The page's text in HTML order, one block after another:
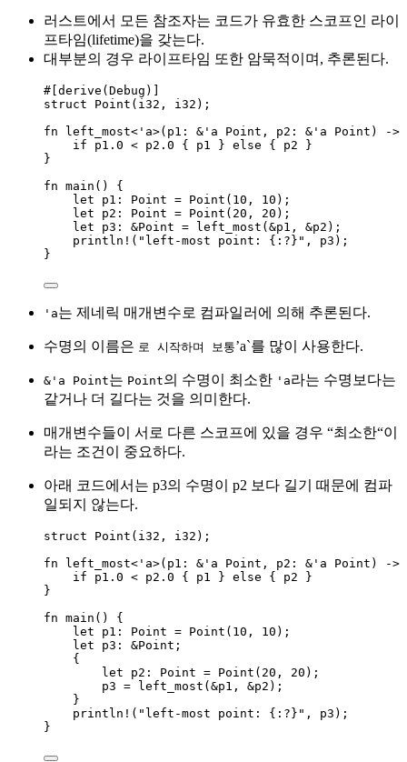
러스트에서 모든 참조자는 코드가 유효한 스코프인 라이
프타임(lifetime)을 갖는다.
대부분의 경우 라이프타임 또한 암묵적이며, 추론된다.
#[derive(Debug)]
struct Point(i32, i32);
fn
left_most<'a>( p1 : & 'a Point, p2 : & 'a Point)
->
if
p1 . 0 < p2 . 0 { p1 } else { p2 }
}
fn main () {
let
p1 : Point = Point ( 10 , 10 );
let
p2 : Point = Point ( 20 , 20 );
let
p3 : &Point = left_most ( &p1 , &p2 );
println! ( " left-most point: {:?} " , p3 );
}
'a는 제네릭 매개변수로 컴파일러에 의해 추론된다.
수명의 이름은 로 시작하며 보통’a`를 많이 사용한다.
&'a Point는 Point의 수명이 최소한 'a라는 수명보다는
같거나 더 길다는 것을 의미한다.
매개변수들이 서로 다른 스코프에 있을 경우 “최소한“이
라는 조건이 중요하다.
아래 코드에서는 p3의 수명이 p2 보다 길기 때문에 컴파
일되지 않는다.
struct Point(i32, i32);
fn
left_most<'a>( p1 : & 'a Point, p2 : & 'a Point)
->
if
p1 . 0 < p2 . 0 { p1 } else { p2 }
}
fn main () {
let
p1 : Point = Point ( 10 , 10 );
let
p3 : &Point;
{
let
p2 : Point = Point ( 20 , 20 );
p3 = left_most ( &p1 , &p2 );
}
println! ( " left-most point: {:?} " , p3 );
}